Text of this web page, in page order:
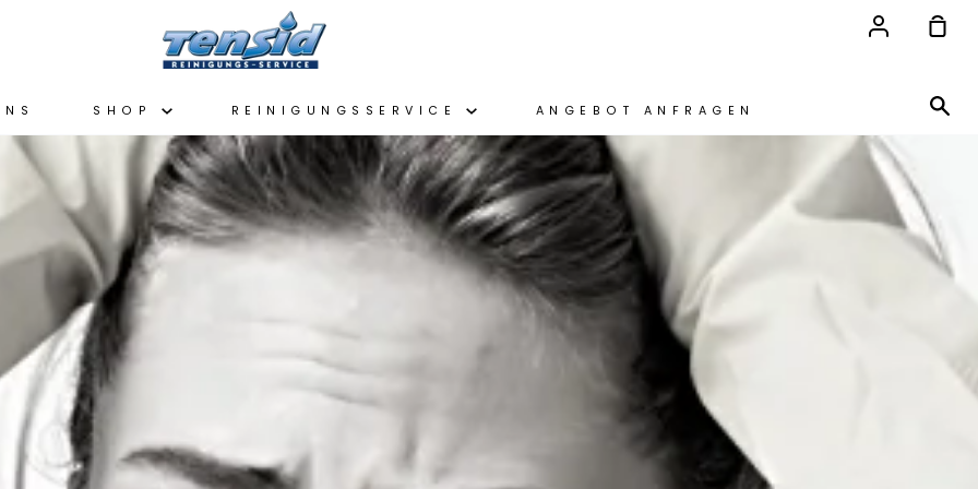
Account
SHOP REINIGUNGSSERVICE ANGEBOT ANFRAGEN